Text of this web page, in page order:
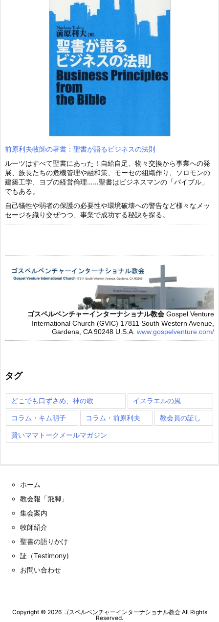
前原利夫牧師の著書：聖書が語るビジネスの法則
ルーツはすべて聖書にあった！自給自足、物々交換から事業への発
展、族長たちの危機管理や融和策、モーセの組織作り、ソロモンの
建築工学、ヨブの経営倫理……聖書はビジネスマンの「バイブル」
でもある。
自己犠牲や弱者の保護の必要性や環境破壊への警告など様々なメッ
セージを織り交ぜつつ、事業で成功する秘訣を探る。
ゴスペルベンチャーインターナショナル教会 Gospel Venture
International Church (GVIC) 17811 South Western Avenue,
Gardena, CA 90248 U.S.A. www.gospelventure.com/
タグ
どこでも口ずさめ、神の歌 イスラエルの風
コラム・キム明子 コラム・前原利夫 教会員の証し
賢いママトークメールマガジン
ホーム
教会報「飛脚」
集会案内
牧師紹介
聖書の語りかけ
証（Testimony)
お問い合わせ
Copyright © 2026 ゴスペルベンチャーインターナショナル教会All Rights
Reserved.